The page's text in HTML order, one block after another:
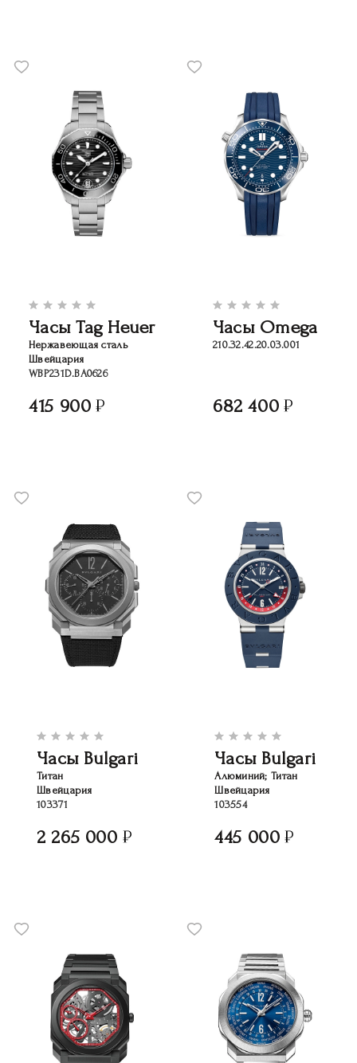
Часы Tag Heuer
Нержавеющая сталь
Швейцария
WBP231D.BA0626
415 900
Часы Omega
210.32.42.20.03.001
682 400
Часы Bulgari
Титан
Швейцария
103371
2 265 000
Часы Bulgari
Алюминий; Титан
Швейцария
103554
445 000